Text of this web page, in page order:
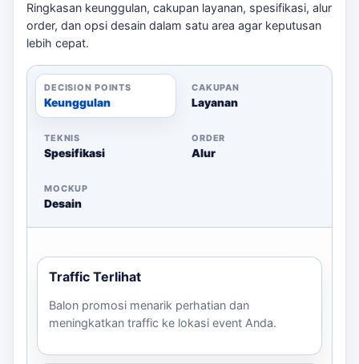
hubungi kami melalui WhatsApp.
Ringkasan keunggulan, cakupan layanan, spesifikasi, alur
order, dan opsi desain dalam satu area agar keputusan
lebih cepat.
DECISION POINTS
Keunggulan
CAKUPAN
Layanan
TEKNIS
Spesifikasi
ORDER
Alur
MOCKUP
Desain
Traffic Terlihat
Balon promosi menarik perhatian dan
meningkatkan traffic ke lokasi event Anda.